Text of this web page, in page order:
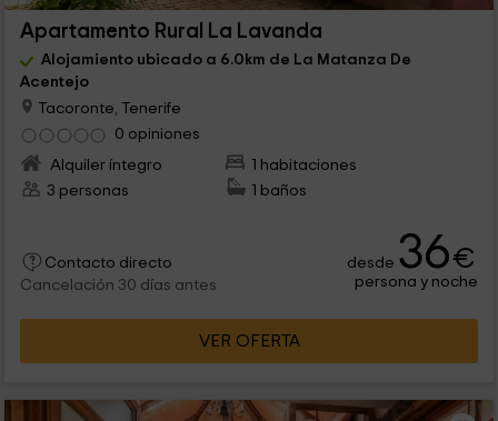
Apartamento Rural La Lavanda
Alojamiento ubicado a 6.0km de La Matanza De
Acentejo
Tacoronte, Tenerife
0 opiniones
Alquiler íntegro
1 habitaciones
3 personas
1 baños
Contacto directo
Cancelación 30 días antes
desde 36€
persona y noche
VER OFERTA